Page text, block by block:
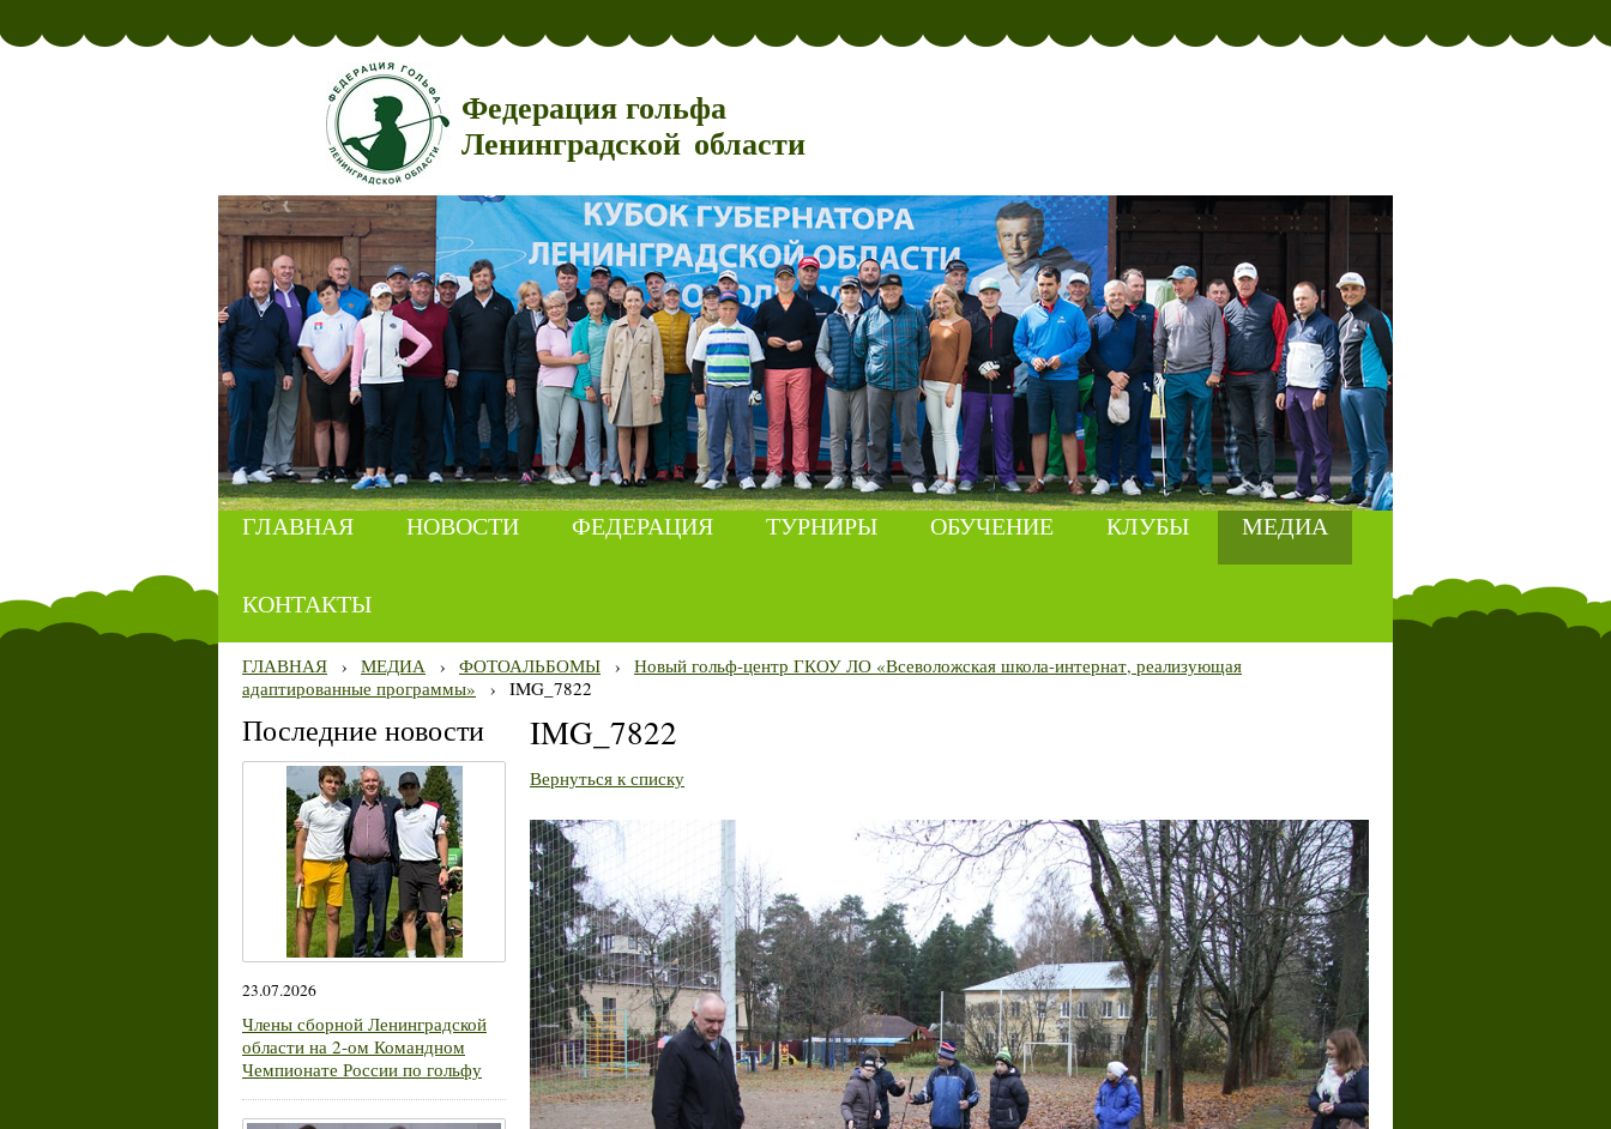
Федерация гольфа
Ленинградской области
ГЛАВНАЯ НОВОСТИ ФЕДЕРАЦИЯ ТУРНИРЫ ОБУЧЕНИЕ КЛУБЫ МЕДИА
КОНТАКТЫ
ГЛАВНАЯ › МЕДИА › ФОТОАЛЬБОМЫ › Новый гольф-центр ГКОУ ЛО «Всеволожская школа-интернат, реализующая
адаптированные программы»
› IMG_7822
Последние новости
23.07.2026
Члены сборной Ленинградской
области на 2-ом Командном
Чемпионате России по гольфу
IMG_7822
Вернуться к списку